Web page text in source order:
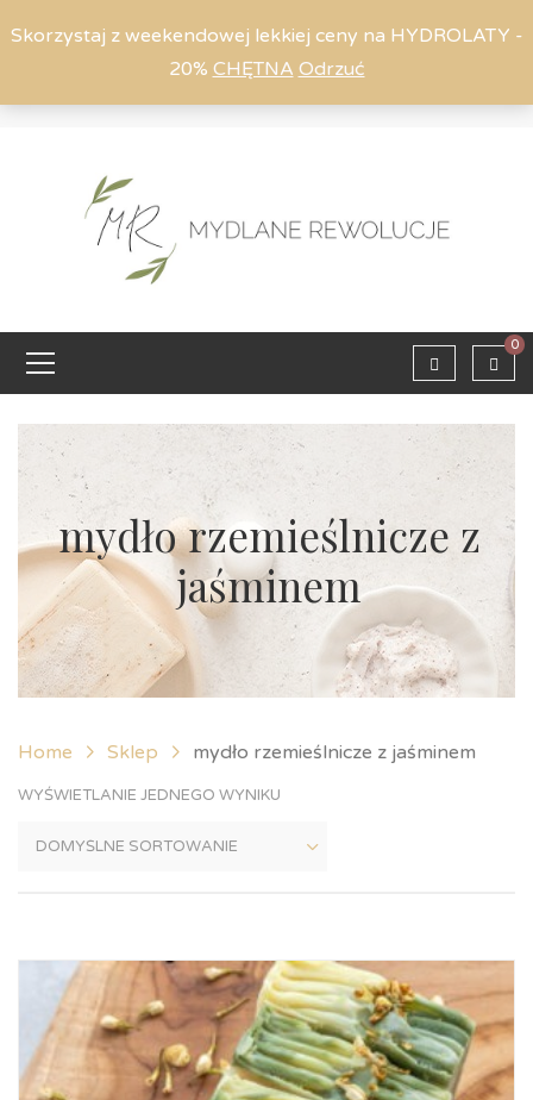
Skorzystaj z weekendowej lekkiej ceny na HYDROLATY -
20% CHĘTNA Odrzuć
0
mydło rzemieślnicze z
jaśminem
Home Sklep mydło rzemieślnicze z jaśminem
WYŚWIETLANIE JEDNEGO WYNIKU